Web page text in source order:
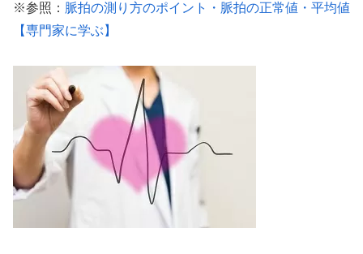
※参照： 脈拍の測り方のポイント・脈拍の正常値・平均値
【専門家に学ぶ】